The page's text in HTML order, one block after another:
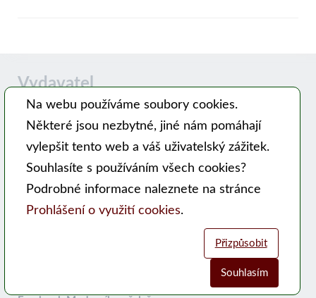
Vydavatel
Časopis MODERNÍ VČELAŘ vydává PSNV-CZ:
Pracovní společnost nástavkových včelařů CZ, z. s.
Hlavní 99, 753 56 Opatovice
Kontakty
Na webu používáme soubory cookies.
Některé jsou nezbytné, jiné nám pomáhají
vylepšit tento web a váš uživatelský zážitek.
Souhlasíte s používáním všech cookies?
Podrobné informace naleznete na stránce
Prohlášení o využití cookies.
Přizpůsobit
Souhlasím